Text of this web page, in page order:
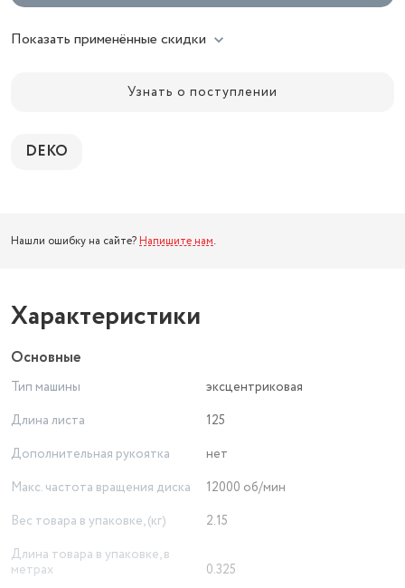
Показать применённые скидки
Узнать о поступлении
DEKO
Нашли ошибку на сайте? Напишите нам.
Характеристики
Основные
Тип машины
эксцентриковая
Длина листа
125
Дополнительная рукоятка
нет
Макс. частота вращения диска
12000 об/мин
Вес товара в упаковке, (кг)
2.15
Длина товара в упаковке, в
метрах
0.325